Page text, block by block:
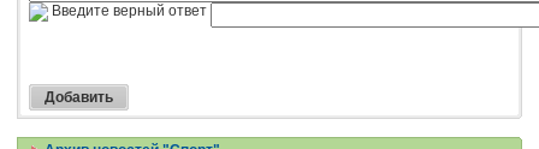
Введите верный ответ